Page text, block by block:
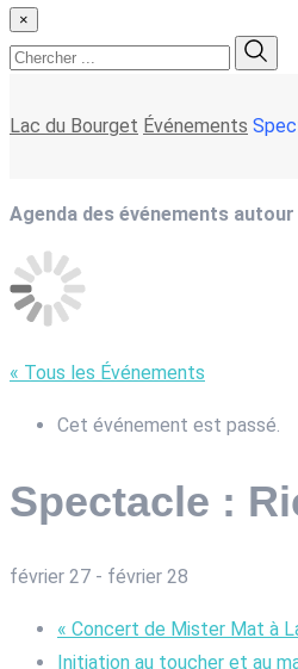
×
Lac du Bourget Événements
Agenda des événements
« Tous les Événements
Cet événement est passé.
Spectacle :
février 27 - février 28
« Concert de Mister Mat à
Initiation au toucher et au